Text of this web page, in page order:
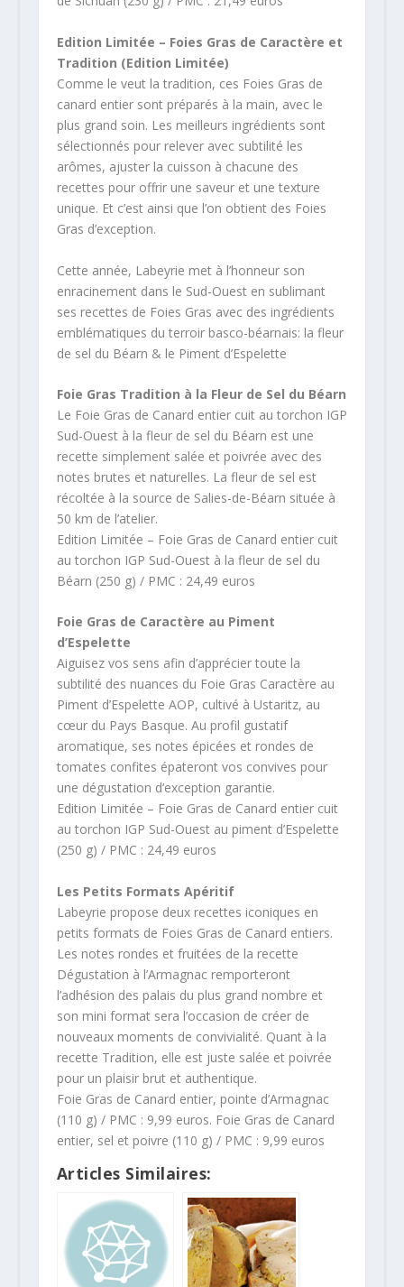
Edition Limitée – Foies Gras de Caractère et
Tradition (Edition Limitée)
Comme le veut la tradition, ces Foies Gras de
canard entier sont préparés à la main, avec le
plus grand soin. Les meilleurs ingrédients sont
sélectionnés pour relever avec subtilité les
arômes, ajuster la cuisson à chacune des
recettes pour offrir une saveur et une texture
unique. Et c’est ainsi que l’on obtient des Foies
Gras d’exception.
Cette année, Labeyrie met à l’honneur son
enracinement dans le Sud-Ouest en sublimant
ses recettes de Foies Gras avec des ingrédients
emblématiques du terroir basco-béarnais: la fleur
de sel du Béarn & le Piment d’Espelette
Foie Gras Tradition à la Fleur de Sel du Béarn
Le Foie Gras de Canard entier cuit au torchon IGP
Sud-Ouest à la fleur de sel du Béarn est une
recette simplement salée et poivrée avec des
notes brutes et naturelles. La fleur de sel est
récoltée à la source de Salies-de-Béarn située à
50 km de l’atelier.
Edition Limitée – Foie Gras de Canard entier cuit
au torchon IGP Sud-Ouest à la fleur de sel du
Béarn (250 g) / PMC : 24,49 euros
Foie Gras de Caractère au Piment
d’Espelette
Aiguisez vos sens afin d’apprécier toute la
subtilité des nuances du Foie Gras Caractère au
Piment d’Espelette AOP, cultivé à Ustaritz, au
cœur du Pays Basque. Au profil gustatif
aromatique, ses notes épicées et rondes de
tomates confites épateront vos convives pour
une dégustation d’exception garantie.
Edition Limitée – Foie Gras de Canard entier cuit
au torchon IGP Sud-Ouest au piment d’Espelette
(250 g) / PMC : 24,49 euros
Les Petits Formats Apéritif
Labeyrie propose deux recettes iconiques en
petits formats de Foies Gras de Canard entiers.
Les notes rondes et fruitées de la recette
Dégustation à l’Armagnac remporteront
l’adhésion des palais du plus grand nombre et
son mini format sera l’occasion de créer de
nouveaux moments de convivialité. Quant à la
recette Tradition, elle est juste salée et poivrée
pour un plaisir brut et authentique.
Foie Gras de Canard entier, pointe d’Armagnac
(110 g) / PMC : 9,99 euros. Foie Gras de Canard
entier, sel et poivre (110 g) / PMC : 9,99 euros
Articles Similaires: